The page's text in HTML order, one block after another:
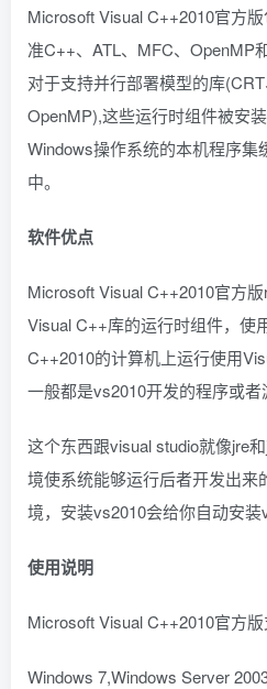
Microsoft Visual C++2010官方
准C++、ATL、MFC、OpenMP
对于支持并行部署模型的库(CRT
OpenMP),这些运行时组件被安
Windows操作系统的本机程序集
中。
软件优点
Microsoft Visual C++2010官方
Visual C++库的运行时组件，使
C++2010的计算机上运行使用
一般都是vs2010开发的程序或者
这个东西跟visual studio就像jre
境使系统能够运行后者开发出来
境，安装vs2010会给你自动安装
使用说明
Microsoft Visual C++2010官方
Windows 7,Windows Server